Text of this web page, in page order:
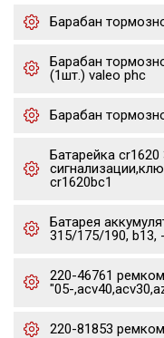
Барабан
Барабан
(1шт.) valeo phc
Барабан
Батарейка cr1620
cr1620bc1
Батарея
315/175/190, b13,
220-46761
"05-
220-81853